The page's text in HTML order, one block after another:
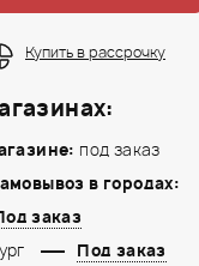
Купить в рассрочку
под заказ
в городах:
заказ
Под заказ